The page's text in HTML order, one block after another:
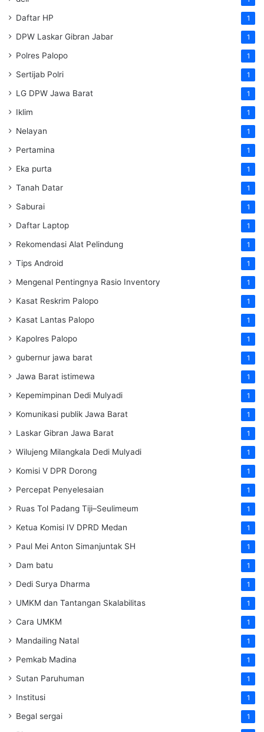
Daftar HP 1
DPW Laskar Gibran Jabar 1
Polres Palopo 1
Sertijab Polri 1
LG DPW Jawa Barat 1
Iklim 1
Nelayan 1
Pertamina 1
Eka purta 1
Tanah Datar 1
Saburai 1
Daftar Laptop 1
Rekomendasi Alat Pelindung 1
Tips Android 1
Mengenal Pentingnya Rasio Inventory 1
Kasat Reskrim Palopo 1
Kasat Lantas Palopo 1
Kapolres Palopo 1
gubernur jawa barat 1
Jawa Barat istimewa 1
Kepemimpinan Dedi Mulyadi 1
Komunikasi publik Jawa Barat 1
Laskar Gibran Jawa Barat 1
Wilujeng Milangkala Dedi Mulyadi 1
Komisi V DPR Dorong 1
Percepat Penyelesaian 1
Ruas Tol Padang Tiji–Seulimeum 1
Ketua Komisi IV DPRD Medan 1
Paul Mei Anton Simanjuntak SH 1
Dam batu 1
Dedi Surya Dharma 1
UMKM dan Tantangan Skalabilitas 1
Cara UMKM 1
Mandailing Natal 1
Pemkab Madina 1
Sutan Paruhuman 1
Institusi 1
Begal sergai 1